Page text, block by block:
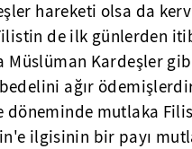
hareketi olsa da
de ilk günlerden
Müslüman Kardeşler
ağır
döneminde mutlaka
ilgisinin bir payı